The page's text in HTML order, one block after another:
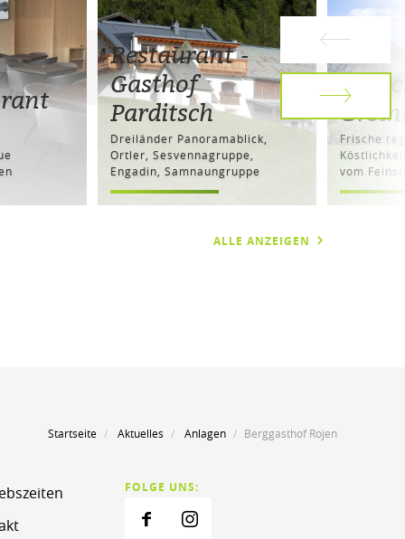
Restaurant -
Gasthof
Parditsch
Dreiländer Panoramablick,
Ortler, Sesvennagruppe,
Engadin, Samnaungruppe
Frische
vom
ALLE ANZEIGEN
Startseite Aktuelles Anlagen Berggasthof Rojen
FOLGE UNS: